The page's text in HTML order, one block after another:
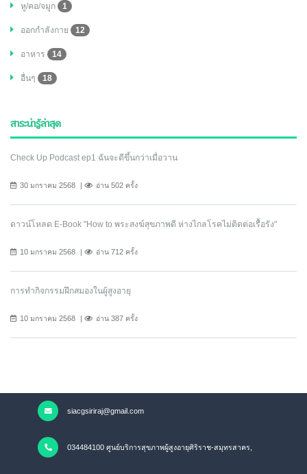
หู/คอ/จมูก 1
ออกกำลังกาย 12
อาหาร 14
อื่นๆ 18
สาระน่ารู้ล่าสุด
Check Up Podcast ep1 ฉันจะดีขึ้นกว่าเมื่อวาน
30 มกราคม 2568 อ่าน 502 ครั้ง
ดาวน์โหลด E-Book "How to พระสงฆ์สุขภาพดี ห่างไกลโรคไม่ติดต่อเรื้อรัง"
10 มกราคม 2568 อ่าน 712 ครั้ง
การทำกิจกรรมฝึกสมองในผู้สูงอายุ
10 มกราคม 2568 อ่าน 387 ครั้ง
siacgsiriraj@gmail.com
034484100 ศูนย์บริการสุขภาพผู้สูงอายุศิริราช-สมุทรสาคร,